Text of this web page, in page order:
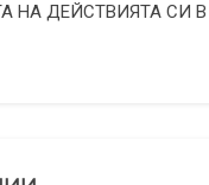
НА ДЕЙСТВИЯТА СИ В